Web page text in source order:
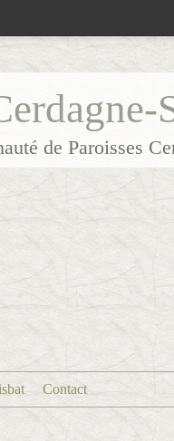
de Paroisses
Contact